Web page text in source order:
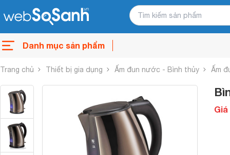
Danh mục sản phẩm
Trang chủ Thiết bị gia dụng Ấm đun nước - Bình thủy Ấm
Giá